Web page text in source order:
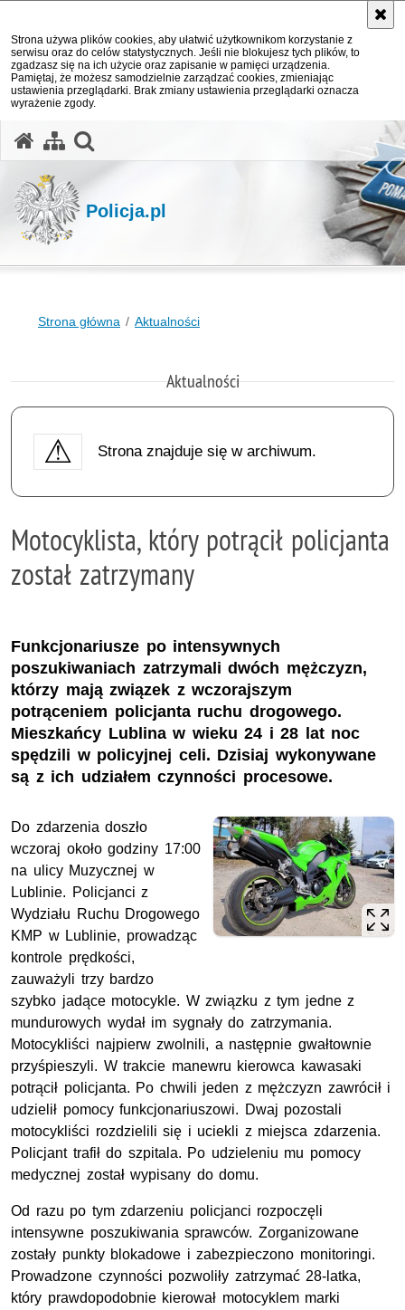
Strona używa plików cookies, aby ułatwić użytkownikom korzystanie z
serwisu oraz do celów statystycznych. Jeśli nie blokujesz tych plików, to
zgadzasz się na ich użycie oraz zapisanie w pamięci urządzenia.
Pamiętaj, że możesz samodzielnie zarządzać cookies, zmieniając
ustawienia przeglądarki. Brak zmiany ustawienia przeglądarki oznacza
wyrażenie zgody.
Policja.pl
Strona główna Aktualności
Aktualności
Strona znajduje się w archiwum.
Motocyklista, który potrącił policjanta
został zatrzymany
Funkcjonariusze po intensywnych
poszukiwaniach zatrzymali dwóch mężczyzn,
którzy mają związek z wczorajszym
potrąceniem policjanta ruchu drogowego.
Mieszkańcy Lublina w wieku 24 i 28 lat noc
spędzili w policyjnej celi. Dzisiaj wykonywane
są z ich udziałem czynności procesowe.
Do zdarzenia doszło
wczoraj około godziny 17:00
na ulicy Muzycznej w
Lublinie. Policjanci z
Wydziału Ruchu Drogowego
KMP w Lublinie, prowadząc
kontrole prędkości,
zauważyli trzy bardzo
szybko jadące motocykle. W związku z tym jedne z
mundurowych wydał im sygnały do zatrzymania.
Motocykliści najpierw zwolnili, a następnie gwałtownie
przyśpieszyli. W trakcie manewru kierowca kawasaki
potrącił policjanta. Po chwili jeden z mężczyzn zawrócił i
udzielił pomocy funkcjonariuszowi. Dwaj pozostali
motocykliści rozdzielili się i uciekli z miejsca zdarzenia.
Policjant trafił do szpitala. Po udzieleniu mu pomocy
medycznej został wypisany do domu.
Od razu po tym zdarzeniu policjanci rozpoczęli
intensywne poszukiwania sprawców. Zorganizowane
zostały punkty blokadowe i zabezpieczono monitoringi.
Prowadzone czynności pozwoliły zatrzymać 28-latka,
który prawdopodobnie kierował motocyklem marki